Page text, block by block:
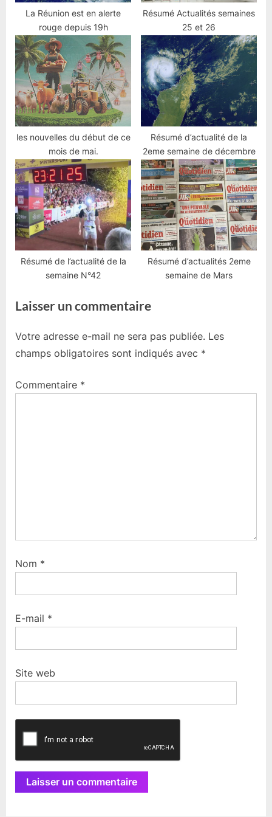
La Réunion est en alerte
rouge depuis 19h
Résumé Actualités semaines
25 et 26
les nouvelles du début de ce
mois de mai.
Résumé d’actualité de la
2eme semaine de décembre
Résumé de l’actualité de la
semaine N°42
Résumé d’actualités 2eme
semaine de Mars
Laisser un commentaire
Votre adresse e-mail ne sera pas publiée. Les
champs obligatoires sont indiqués avec *
Commentaire *
Nom *
E-mail *
Site web